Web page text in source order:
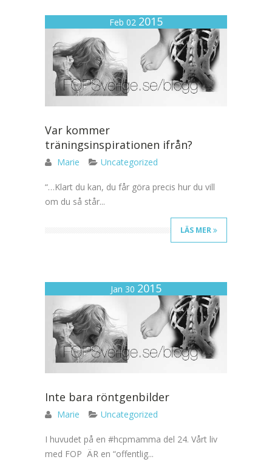
Feb 02 2015
Var kommer
träningsinspirationen ifrån?
Marie Uncategorized
“…Klart du kan, du får göra precis hur du vill
om du så står...
LÄS MER
Jan 30 2015
Inte bara röntgenbilder
Marie Uncategorized
I huvudet på en #hcpmamma del 24. Vårt liv
med FOP ÄR en “offentlig...